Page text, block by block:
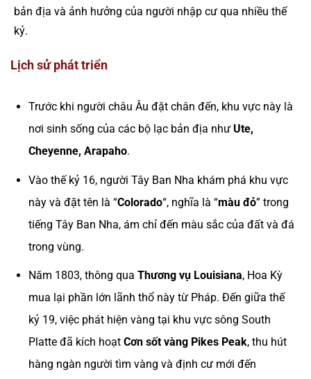
bản địa và ảnh hưởng của người nhập cư qua nhiều thế
kỷ.
Lịch sử phát triển
Trước khi người châu Âu đặt chân đến, khu vực này là
nơi sinh sống của các bộ lạc bản địa như Ute,
Cheyenne, Arapaho.
Vào thế kỷ 16, người Tây Ban Nha khám phá khu vực
này và đặt tên là “Colorado“, nghĩa là “màu đỏ” trong
tiếng Tây Ban Nha, ám chỉ đến màu sắc của đất và đá
trong vùng.
Năm 1803, thông qua Thương vụ Louisiana, Hoa Kỳ
mua lại phần lớn lãnh thổ này từ Pháp. Đến giữa thế
kỷ 19, việc phát hiện vàng tại khu vực sông South
Platte đã kích hoạt Cơn sốt vàng Pikes Peak, thu hút
hàng ngàn người tìm vàng và định cư mới đến